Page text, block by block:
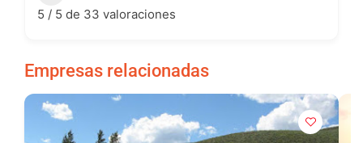
5 / 5 de 33 valoraciones
Empresas relacionadas